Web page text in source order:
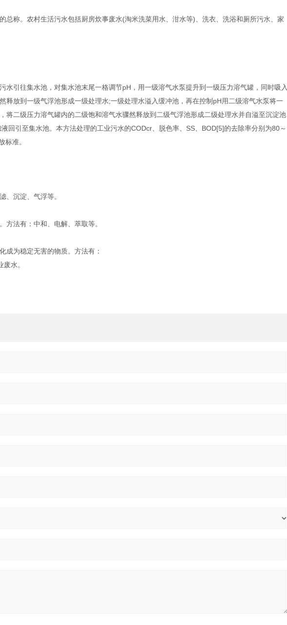
总称。农村生活污水包括厨房炊事废水(淘米洗菜用水、泔水等)、洗衣、洗浴和厕所污水、家
往集水池，对集水池末尾一格调节pH，用一级溶气水泵提升到一级压力溶气罐，同时吸入
释放到一级气浮池形成一级处理水;一级处理水溢入缓冲池，再在控制pH用二级溶气水泵将一
将二级压力溶气罐内的二级饱和溶气水骤然释放到二级气浮池形成二级处理水并自溢至沉淀池
回引至集水池。本方法处理的工业污水的CODcr、脱色率、SS、BOD[5]的去除率分别为80～
标准。
、沉淀、气浮等。
方法有：中和、电解、萃取等。
成为稳定无害的物质。方法有：
水。